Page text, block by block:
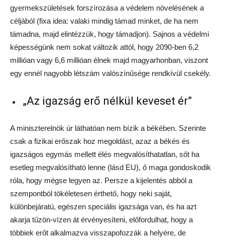
gyermekszületések forszírozása a védelem növelésének a
céljából (fixa idea: valaki mindig támad minket, de ha nem
támadna, majd elintézzük, hogy támadjon). Sajnos a védelmi
képességünk nem sokat változik attól, hogy 2090-ben 6,2
millióan vagy 6,6 millióan élnek majd magyarhonban, viszont
egy ennél nagyobb létszám valószínűsége rendkívül csekély.
„Az igazság erő nélkül keveset ér”
A miniszterelnök úr láthatóan nem bízik a békében. Szerinte
csak a fizikai erőszak hoz megoldást, azaz a békés és
igazságos egymás mellett élés megvalósíthatatlan, sőt ha
esetleg megvalósítható lenne (lásd EU), ő maga gondoskodik
róla, hogy mégse legyen az. Persze a kijelentés abból a
szempontból tökéletesen érthető, hogy neki saját,
különbejáratú, egészen speciális igazsága van, és ha azt
akarja tűzön-vízen át érvényesíteni, előfordulhat, hogy a
többiek erőt alkalmazva visszapofozzák a helyére, de